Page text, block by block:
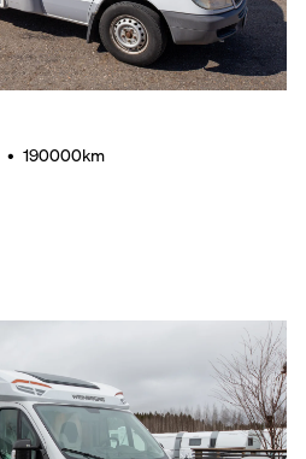
• 190000km